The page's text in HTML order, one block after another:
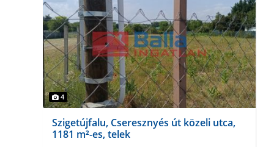
4
Szigetújfalu, Cseresznyés út közeli utca,
1181 m²-es, telek